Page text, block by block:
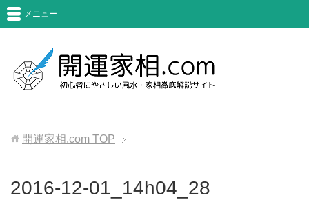
メニュー
開運家相.com TOP
2016-12-01_14h04_28